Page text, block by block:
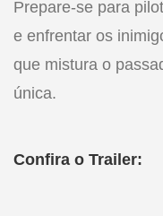
Prepare-se para
e enfrentar os
que mistura o
única.
Confira o Trailer: